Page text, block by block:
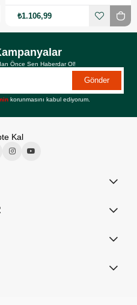
₺1.106,99
Önce Sen Haberdar Ol!
Gönder
korunmasını kabul ediyorum.
Kal